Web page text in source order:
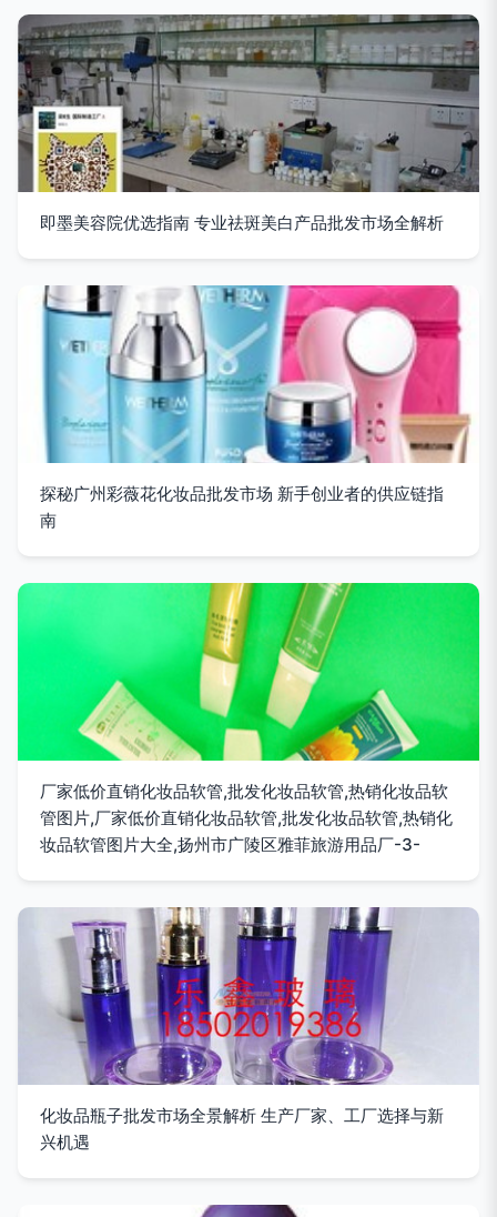
即墨美容院优选指南 专业祛斑美白产品批发市场全解析
探秘广州彩薇花化妆品批发市场 新手创业者的供应链指
南
厂家低价直销化妆品软管,批发化妆品软管,热销化妆品软
管图片,厂家低价直销化妆品软管,批发化妆品软管,热销化
妆品软管图片大全,扬州市广陵区雅菲旅游用品厂-3-
化妆品瓶子批发市场全景解析 生产厂家、工厂选择与新
兴机遇